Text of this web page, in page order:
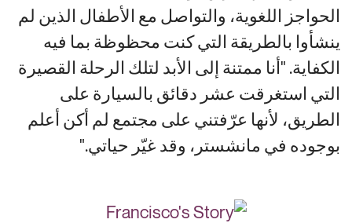
الحواجز اللغوية، والتواصل مع الأطفال الذين لم
ينشأوا بالطريقة التي كنت محظوظة بما فيه
الكفاية. "أنا ممتنة إلى الأبد لتلك الرحلة القصيرة
التي استغرقت عشر دقائق بالسيارة على
الطريق، لأنها عرّفتني على مجتمع لم أكن أعلم
بوجوده في مانشستر، وقد غيّر حياتي."